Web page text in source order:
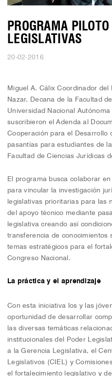
PROGRAMA
LEGISLATIVAS
20-02-2016
Miguel A. Cálix Coordinador del
Nazar, Decana de la Facultad
Universidad Nacional Autónoma
suscribieron el Adenda al
Cooperación para el Desarrollo
pasantías para estudiantes de
Facultad de Ciencias Jurídicas
El programa busca colaborar
para vincular la investigación
legislativas prioritarias para las
del apoyo técnico mediante
legislativa creando así
transferencia de conocimientos
temas estratégicos para el
Congreso Nacional.
La práctica y el aprendizaje
Con esta iniciativa los y las
oportunidad de desarrollar
las diversas temáticas
institucionales del Poder
a la Gerencia Legislativa, el
Legislativos (CIEL) y
el fortalecimiento legislativo y